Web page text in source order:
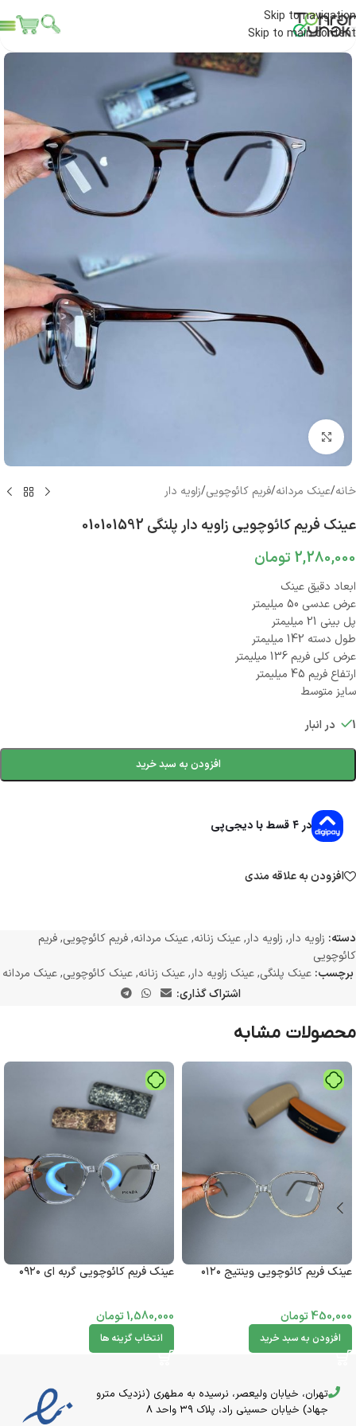
Skip to navigation
Skip to main content
بزرگنمایی تصویر
خانه/عینک مردانه/فریم کائوچویی/زاویه دار
عینک فریم کائوچویی زاویه دار پلنگی 010101592
2,280,000 تومان
ابعاد دقیق عینک
عرض عدسی 50 میلیمتر
پل بینی 21 میلیمتر
طول دسته 142 میلیمتر
عرض کلی فریم 136 میلیمتر
ارتفاع فریم 45 میلیمتر
سایز متوسط
1 در انبار
افزودن به سبد خرید
در ۴ قسط با دیجی‌پی
افزودن به علاقه مندی
دسته: زاویه دار, زاویه دار,عینک زنانه,عینک مردانه,فریم کائوچویی,فریم
کائوچویی
برچسب: عینک پلنگی,عینک زاویه دار,عینک زنانه,عینک کائوچویی,عینک مردانه
اشتراک گذاری:
محصولات مشابه
عینک فریم کائوچویی وینتیج ۰۱۲۰
450,000تومان
افزودن به سبد خرید
عینک فریم کائوچویی گربه ای ۰۹۲۰
1,580,000تومان
انتخاب گزینه ها
تهران، خیابان ولیعصر، نرسیده به مطهری (نزدیک مترو
جهاد) خیابان حسینی راد، پلاک ۳۹ واحد 8